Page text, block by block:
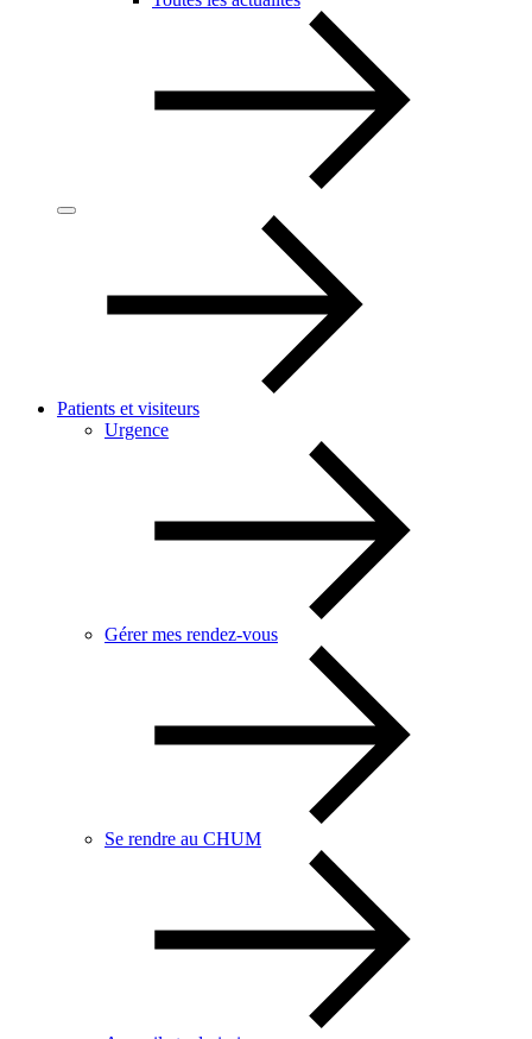
Patients et visiteurs
Urgence
Gérer mes rendez-vous
Se rendre au CHUM